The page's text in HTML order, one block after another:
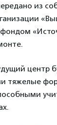
из
фондом
центр
тяжелые